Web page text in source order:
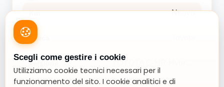
Km Nuovo
Marca
Versione
Scegli come gestire i cookie
Utilizziamo cookie tecnici necessari per il
funzionamento del sito. I cookie analitici e di